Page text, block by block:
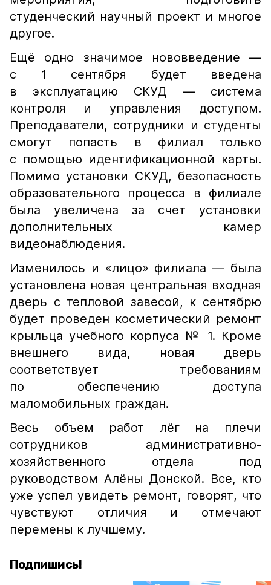
студенческий научный проект и многое
другое.
Ещё одно значимое нововведение —
с 1 сентября будет введена
в эксплуатацию СКУД — система
контроля и управления доступом.
Преподаватели, сотрудники и студенты
смогут попасть в филиал только
с помощью идентификационной карты.
Помимо установки СКУД, безопасность
образовательного процесса в филиале
была увеличена за счет установки
дополнительных камер
видеонаблюдения.
Изменилось и «лицо» филиала — была
установлена новая центральная входная
дверь с тепловой завесой, к сентябрю
будет проведен косметический ремонт
крыльца учебного корпуса № 1. Кроме
внешнего вида, новая дверь
соответствует требованиям
по обеспечению доступа
маломобильных граждан.
Весь объем работ лёг на плечи
сотрудников административно-
хозяйственного отдела под
руководством Алёны Донской. Все, кто
уже успел увидеть ремонт, говорят, что
чувствуют отличия и отмечают
перемены к лучшему.
Подпишись!